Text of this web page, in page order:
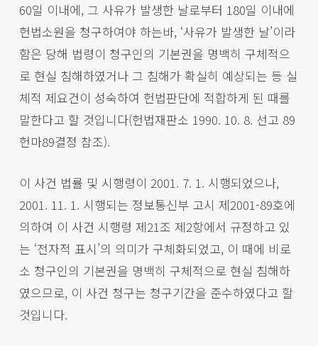
60일 이내에, 그 사유가 발생한 날로부터 180일 이내에
헌법소원을 청구하여야 하는바, ‘사유가 발생한 날’이라
함은 당해 법령이 청구인의 기본권을 명백히 구체적으
로 현실 침해하였거나 그 침해가 확실히 예상되는 등 실
체적 제요건이 성숙하여 헌법판단에 적합하게 된 때를
말한다고 할 것입니다(헌법재판소 1990. 10. 8. 선고 89
헌마89결정 참조).
이 사건 법률 및 시행령이 2001. 7. 1. 시행되었으나,
2001. 11. 1. 시행되는 정보통신부 고시 제2001-89호에
의하여 이 사건 시행령 제21조 제2항에서 규정하고 있
는 ‘전자적 표시’의 의미가 구체화되었고, 이 때에 비로
소 청구인의 기본권을 명백히 구체적으로 현실 침해하
였으므로, 이 사건 청구는 청구기간을 준수하였다고 할
것입니다.